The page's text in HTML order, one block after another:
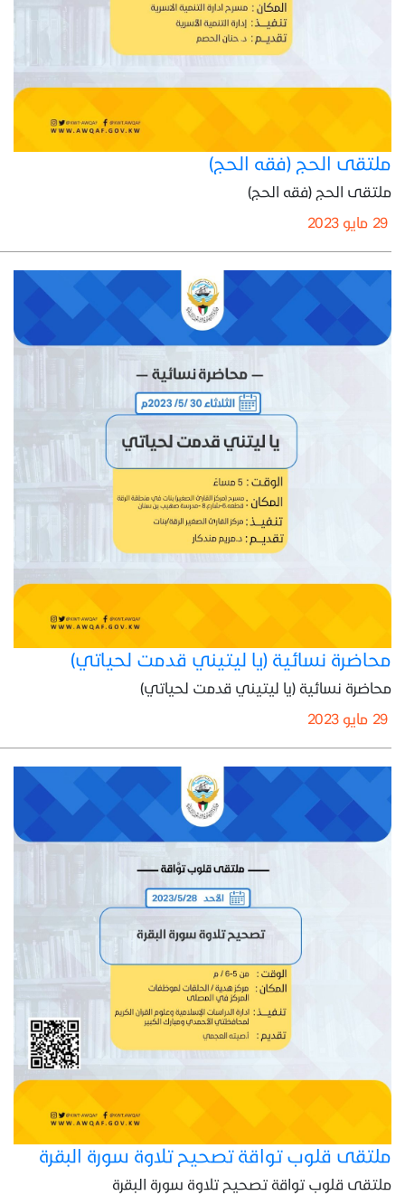
ملتقى الحج (فقه الحج)
ملتقى الحج (فقه الحج)
محاضرة نسائية (يا ليتيني قدمت لحياتي)
محاضرة نسائية (يا ليتيني قدمت لحياتي)
ملتقى قلوب تواقة تصحيح تلاوة سورة البقرة
ملتقى قلوب تواقة تصحيح تلاوة سورة البقرة